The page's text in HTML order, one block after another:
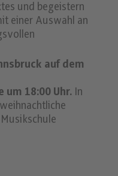
und begeistern
einer Auswahl an
auf dem
um 18:00 Uhr. In